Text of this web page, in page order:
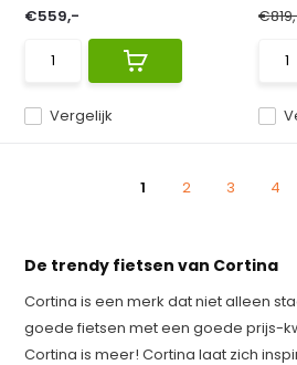
Vergelijk
€559,-
1 2 3 4
De trendy fietsen van Cortina
Cortina is een merk dat niet alleen
goede fietsen met een goede prijs-
Cortina is meer! Cortina laat zich